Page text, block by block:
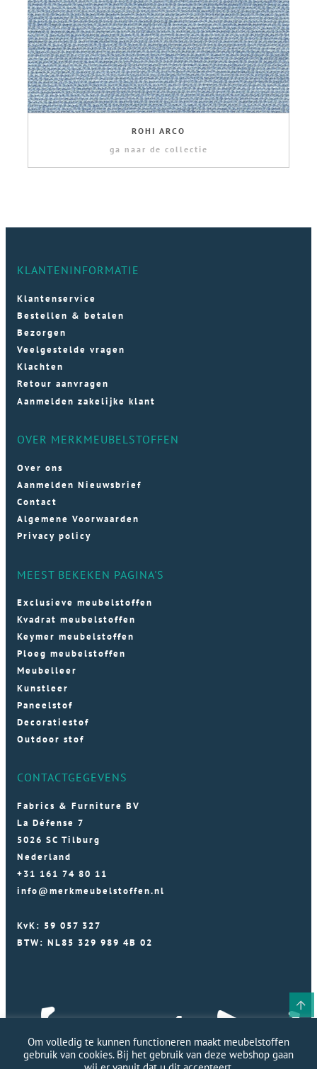
ROHI ARCO
ga naar de collectie
KLANTENINFORMATIE
Klantenservice
Bestellen & betalen
Bezorgen
Veelgestelde vragen
Klachten
Retour aanvragen
Aanmelden zakelijke klant
OVER MERKMEUBELSTOFFEN
Over ons
Aanmelden Nieuwsbrief
Contact
Algemene Voorwaarden
Privacy policy
MEEST BEKEKEN PAGINA'S
Exclusieve meubelstoffen
Kvadrat meubelstoffen
Keymer meubelstoffen
Ploeg meubelstoffen
Meubelleer
Kunstleer
Paneelstof
Decoratiestof
Outdoor stof
CONTACTGEGEVENS
Fabrics & Furniture BV
La Défense 7
5026 SC Tilburg
Nederland
+31 161 74 80 11
info@merkmeubelstoffen.nl
KvK: 59 057 327
BTW: NL85 329 989 4B 02
Om volledig te kunnen functioneren maakt meubelstoffen
gebruik van cookies. Bij het gebruik van deze webshop gaan